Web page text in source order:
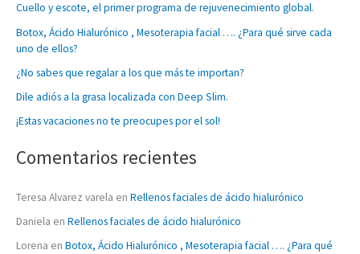
a
r
p
o
r
:
Cuello y escote, el primer programa de rejuvenecimiento global.
Botox, Ácido Hialurónico , Mesoterapia facial …. ¿Para qué sirve cada
uno de ellos?
¿No sabes que regalar a los que más te importan?
Dile adiós a la grasa localizada con Deep Slim.
¡Estas vacaciones no te preocupes por el sol!
Comentarios recientes
Teresa Alvarez varela en Rellenos faciales de ácido hialurónico
Daniela en Rellenos faciales de ácido hialurónico
Lorena en Botox, Ácido Hialurónico , Mesoterapia facial …. ¿Para qué